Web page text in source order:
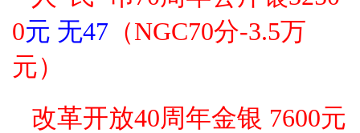
0元 无47 （NGC70分-3.5万
元）
改革开放40周年金银 7600元